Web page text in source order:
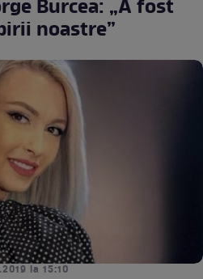
Burcea: „A fost
noastre”
la 15:10